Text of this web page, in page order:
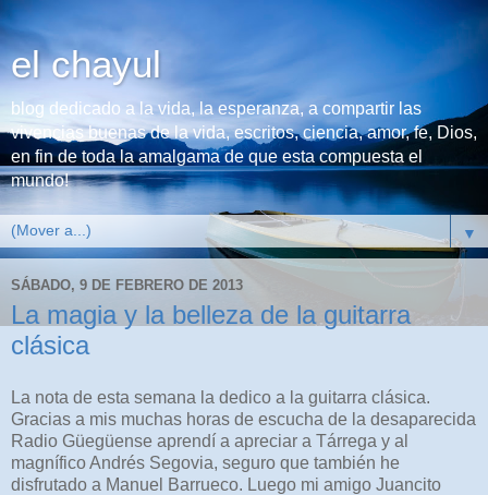
el chayul
blog dedicado a la vida, la esperanza, a compartir las
vivencias buenas de la vida, escritos, ciencia, amor, fe, Dios,
en fin de toda la amalgama de que esta compuesta el
mundo!
▼
SÁBADO, 9 DE FEBRERO DE 2013
La magia y la belleza de la guitarra
clásica
La nota de esta semana la dedico a la guitarra clásica.
Gracias a mis muchas horas de escucha de la desaparecida
Radio Güegüense aprendí a apreciar a Tárrega y al
magnífico Andrés Segovia, seguro que también he
disfrutado a Manuel Barrueco. Luego mi amigo Juancito